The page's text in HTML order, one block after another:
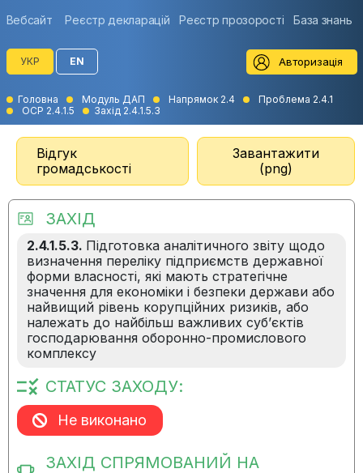
Вебсайт Реєстр декларацій Реєстр прозорості База знань
УКР EN Авторизація
Головна Модуль ДАП Напрямок 2.4
Проблема 2.4.1
ОСР 2.4.1.5
Захід 2.4.1.5.3
Відгук
громадськості
Завантажити
(png)
ЗАХІД
2.4.1.5.3. Підготовка аналітичного звіту щодо
визначення переліку підприємств державної
форми власності, які мають стратегічне
значення для економіки і безпеки держави або
найвищий рівень корупційних ризиків, або
належать до найбільш важливих суб’єктів
господарювання оборонно-промислового
комплексу
СТАТУС ЗАХОДУ:
Не виконано
ЗАХІД СПРЯМОВАНИЙ НА